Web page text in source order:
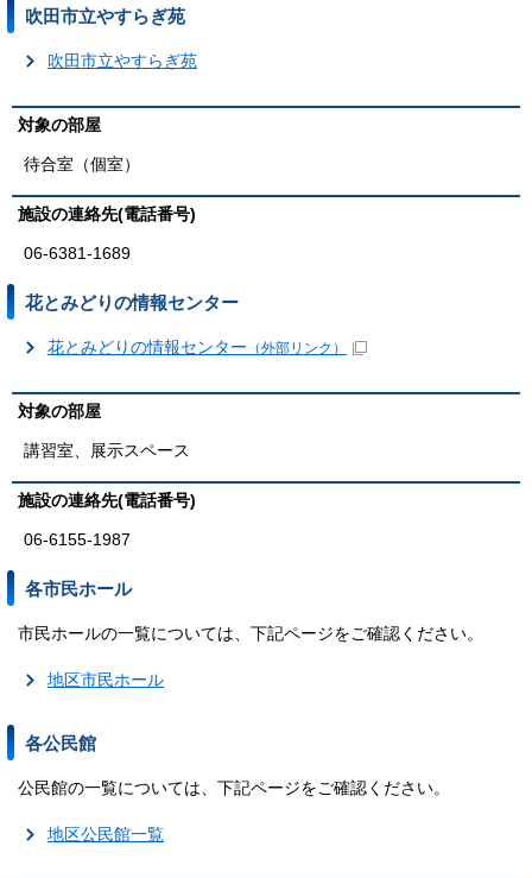
吹田市立やすらぎ苑
吹田市立やすらぎ苑
対象の部屋
待合室（個室）
施設の連絡先(電話番号)
06-6381-1689
花とみどりの情報センター
花とみどりの情報センター （外部リンク）
対象の部屋
講習室、展示スペース
施設の連絡先(電話番号)
06-6155-1987
各市民ホール
市民ホールの一覧については、下記ページをご確認ください。
地区市民ホール
各公民館
公民館の一覧については、下記ページをご確認ください。
地区公民館一覧